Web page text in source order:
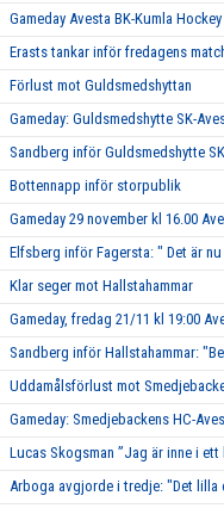
Gameday Avesta BK-Kumla
Erasts tankar inför fredagens
Förlust mot Guldsmedshyttan
Gameday: Guldsmedshytte SK-
Sandberg inför Guldsmedshytte SK
Bottennapp inför storpublik
Gameday 29 november kl 16.00
Elfsberg inför Fagersta: " Det är
Klar seger mot Hallstahammar
Gameday, fredag 21/11 kl 19:00
Sandberg inför Hallstahammar:
Uddamålsförlust mot
Gameday: Smedjebackens HC-
Lucas Skogsman ”Jag är inne i ett
Arboga avgjorde i tredje: "Det lilla